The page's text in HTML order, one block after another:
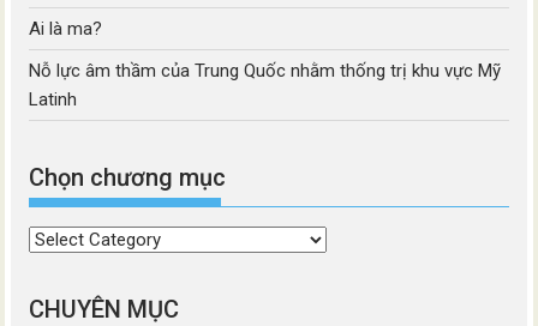
Ai là ma?
Nỗ lực âm thầm của Trung Quốc nhằm thống trị khu vực Mỹ
Latinh
Chọn chương mục
Chọn
mục
CHUYÊN MỤC